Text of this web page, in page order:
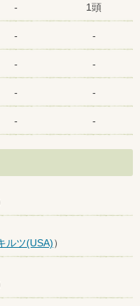
- 1頭
- -
- -
- -
- -
ルツ(USA)）